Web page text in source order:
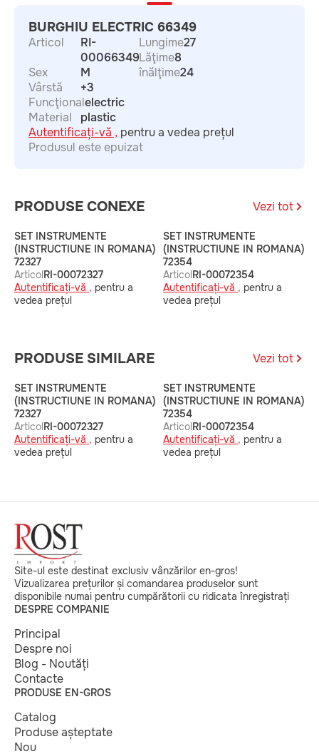
BURGHIU ELECTRIC 66349
Articol
RI-
00066349
Sex
M
Vârstă
+3
Funcţionalelectric
Material
plastic
Lungime27
Lăţime8
înălţime24
Autentificați-vă , pentru a vedea prețul
Produsul este epuizat
PRODUSE CONEXE Vezi tot
SET INSTRUMENTE
(INSTRUCTIUNE IN ROMANA)
72327
ArticolRI-00072327
Autentificați-vă , pentru a
vedea prețul
SET INSTRUMENTE
(INSTRUCTIUNE IN ROMANA)
72354
ArticolRI-00072354
Autentificați-vă , pentru a
vedea prețul
PRODUSE SIMILARE Vezi tot
SET INSTRUMENTE
(INSTRUCTIUNE IN ROMANA)
72327
ArticolRI-00072327
Autentificați-vă , pentru a
vedea prețul
SET INSTRUMENTE
(INSTRUCTIUNE IN ROMANA)
72354
ArticolRI-00072354
Autentificați-vă , pentru a
vedea prețul
Site-ul este destinat exclusiv vânzărilor en-gros!
Vizualizarea prețurilor și comandarea produselor sunt
disponibile numai pentru cumpărătorii cu ridicata înregistrați
DESPRE COMPANIE
Principal
Despre noi
Blog - Noutăți
Contacte
PRODUSE EN-GROS
Catalog
Produse așteptate
Nou